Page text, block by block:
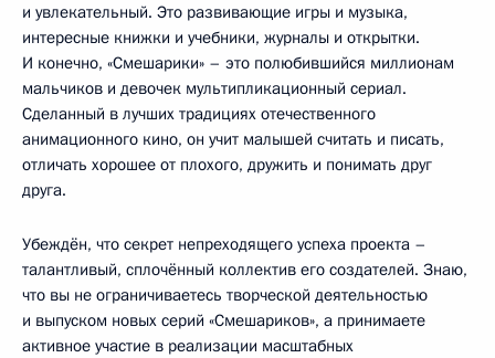
и увлекательный. Это развивающие игры и музыка,
интересные книжки и учебники, журналы и открытки.
И конечно, «Смешарики» – это полюбившийся миллионам
мальчиков и девочек мультипликационный сериал.
Сделанный в лучших традициях отечественного
анимационного кино, он учит малышей считать и писать,
отличать хорошее от плохого, дружить и понимать друг
друга.
Убеждён, что секрет непреходящего успеха проекта –
талантливый, сплочённый коллектив его создателей. Знаю,
что вы не ограничиваетесь творческой деятельностью
и выпуском новых серий «Смешариков», а принимаете
активное участие в реализации масштабных